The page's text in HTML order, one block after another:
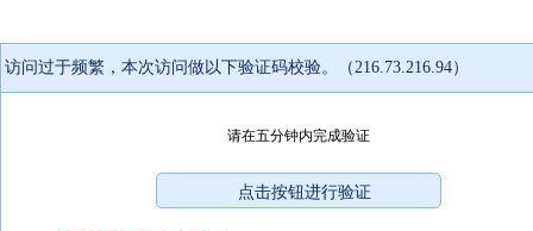
访问过于频繁，本次访问做以下验证码校验。（216.73.216.94）
请在五分钟内完成验证